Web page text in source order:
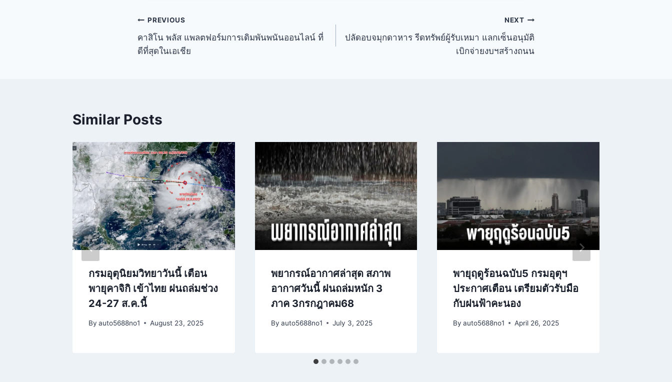
PREVIOUS
คาสิโน พลัส แพลตฟอร์มการเดิมพันพนันออนไลน์ ที่
ดีที่สุดในเอเชีย
NEXT
ปลัดอบจมุกดาหาร รีดทรัพย์ผู้รับเหมา แลกเซ็นอนุมัติ
เบิกจ่ายงบฯสร้างถนน
Similar Posts
กรมอุตุนิยมวิทยาวันนี้ เตือน
พายุคาจิกิ เข้าไทย ฝนถล่มช่วง
24-27 ส.ค.นี้
By auto5688no1 August 23, 2025
พยากรณ์อากาศล่าสุด สภาพ
อากาศวันนี้ ฝนถล่มหนัก 3
ภาค 3กรกฎาคม68
By auto5688no1 July 3, 2025
พายุฤดูร้อนฉบับ5 กรมอุตุฯ
ประกาศเตือน เตรียมตัวรับมือ
กับฝนฟ้าคะนอง
By auto5688no1 April 26, 2025